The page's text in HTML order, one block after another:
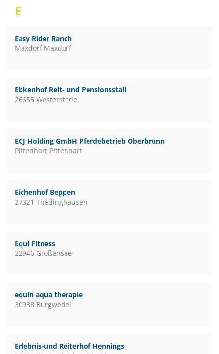
E
Easy Rider Ranch
Maxdorf Maxdorf
Ebkenhof Reit- und Pensionsstall
26655 Westerstede
ECJ Holding GmbH Pferdebetrieb Oberbrunn
Pittenhart Pittenhart
Eichenhof Beppen
27321 Thedinghausen
Equi Fitness
22946 Großensee
equin aqua therapie
30938 Burgwedel
Erlebnis-und Reiterhof Hennings